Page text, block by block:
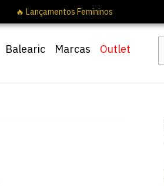
Balearic Marcas Outlet
🔥 Lançamentos Femininos